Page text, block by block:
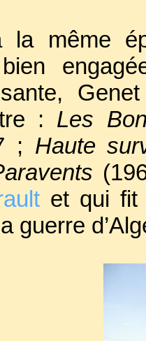
la même
: Les
; Haute
et qui fit
guerre